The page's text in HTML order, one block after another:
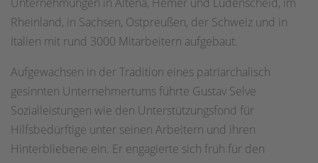
Unternehmungen in Altena, Hemer und Lüdenscheid, im
Rheinland, in Sachsen, Ostpreußen, der Schweiz und in
Italien mit rund 3000 Mitarbeitern aufgebaut.
Aufgewachsen in der Tradition eines patriarchalisch
gesinnten Unternehmertums führte Gustav Selve
Sozialleistungen wie den Unterstützungsfond für
Hilfsbedürftige unter seinen Arbeitern und ihren
Hinterbliebene ein. Er engagierte sich früh für den